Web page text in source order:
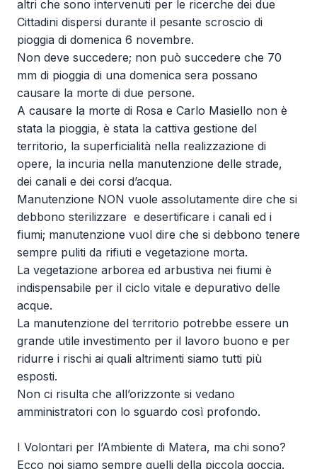
altri che sono intervenuti per le ricerche dei due
Cittadini dispersi durante il pesante scroscio di
pioggia di domenica 6 novembre.
Non deve succedere; non può succedere che 70
mm di pioggia di una domenica sera possano
causare la morte di due persone.
A causare la morte di Rosa e Carlo Masiello non è
stata la pioggia, è stata la cattiva gestione del
territorio, la superficialità nella realizzazione di
opere, la incuria nella manutenzione delle strade,
dei canali e dei corsi d’acqua.
Manutenzione NON vuole assolutamente dire che si
debbono sterilizzare e desertificare i canali ed i
fiumi; manutenzione vuol dire che si debbono tenere
sempre puliti da rifiuti e vegetazione morta.
La vegetazione arborea ed arbustiva nei fiumi è
indispensabile per il ciclo vitale e depurativo delle
acque.
La manutenzione del territorio potrebbe essere un
grande utile investimento per il lavoro buono e per
ridurre i rischi ai quali altrimenti siamo tutti più
esposti.
Non ci risulta che all’orizzonte si vedano
amministratori con lo sguardo così profondo.
I Volontari per l’Ambiente di Matera, ma chi sono?
Ecco noi siamo sempre quelli della piccola goccia.